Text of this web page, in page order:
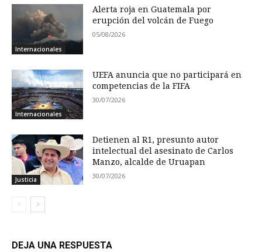
Internacionales
Alerta roja en Guatemala por
erupción del volcán de Fuego
05/08/2026
Internacionales
UEFA anuncia que no participará en
competencias de la FIFA
30/07/2026
Justicia
Detienen al R1, presunto autor
intelectual del asesinato de Carlos
Manzo, alcalde de Uruapan
30/07/2026
DEJA UNA RESPUESTA